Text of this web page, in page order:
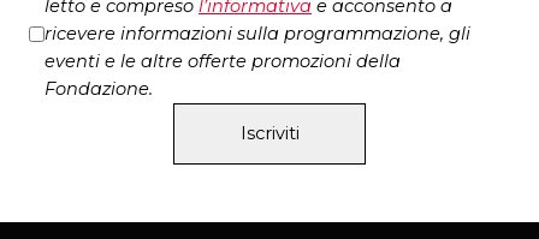
letto e compreso l’informativa e acconsento a
ricevere informazioni sulla programmazione, gli
eventi e le altre offerte promozioni della
Fondazione.
Iscriviti